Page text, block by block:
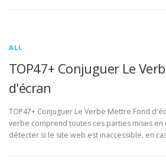
ALL
TOP47+ Conjuguer Le
d'écran
TOP47+ Conjuguer Le Verbe Mettre Fond
verbe comprend toutes ces parties mises
détecter si le site web est inaccessible, en